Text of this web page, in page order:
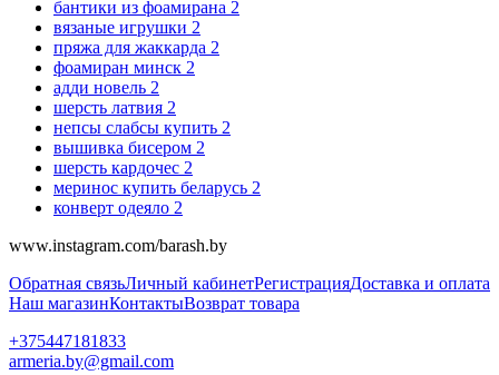
бантики из фоамирана 2
вязаные игрушки 2
пряжа для жаккарда 2
фоамиран минск 2
адди новель 2
шерсть латвия 2
непсы слабсы купить 2
вышивка бисером 2
шерсть кардочес 2
меринос купить беларусь 2
конверт одеяло 2
www.instagram.com/barash.by
Обратная связьЛичный кабинетРегистрацияДоставка и оплата
Наш магазинКонтактыВозврат товара
+375447181833
armeria.by@gmail.com